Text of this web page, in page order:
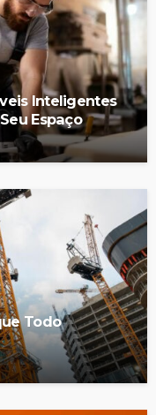
Inteligentes
Espaço
Todo